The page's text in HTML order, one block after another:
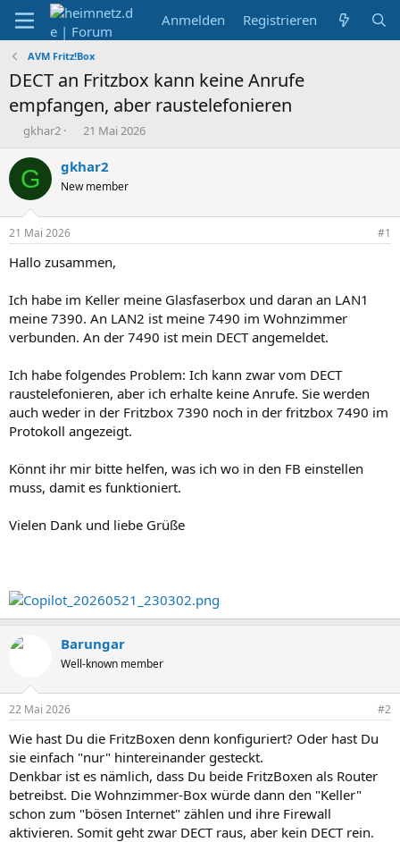
Anmelden Registrieren
AVM Fritz!Box
DECT an Fritzbox kann keine Anrufe
empfangen, aber raustelefonieren
E
s
t
e
r
gkhar2
E
s
e
t
a
21 Mai 2026
G gkhar2
New member
21 Mai 2026 #1
Hallo zusammen,
Ich habe im Keller meine Glasfaserbox und daran an LAN1
meine 7390. An LAN2 ist meine 7490 im Wohnzimmer
verbunden. An der 7490 ist mein DECT angemeldet.
Ich habe folgendes Problem: Ich kann zwar vom DECT
raustelefonieren, aber ich erhalte keine Anrufe. Sie werden
auch weder in der Fritzbox 7390 noch in der fritzbox 7490 im
Protokoll angezeigt.
Könnt ihr mir bitte helfen, was ich wo in den FB einstellen
muss, damit es funktioniert.
Vielen Dank und liebe Grüße
Barungar
Well-known member
22 Mai 2026 #2
Wie hast Du die FritzBoxen denn konfiguriert? Oder hast Du
sie einfach "nur" hintereinander gesteckt.
Denkbar ist es nämlich, dass Du beide FritzBoxen als Router
betreibst. Die Wohnzimmer-Box würde dann den "Keller"
schon zum "bösen Internet" zählen und ihre Firewall
aktivieren. Somit geht zwar DECT raus, aber kein DECT rein.